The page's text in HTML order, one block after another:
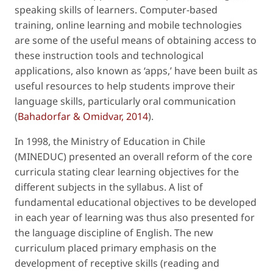
speaking skills of learners. Computer-based
training, online learning and mobile technologies
are some of the useful means of obtaining access to
these instruction tools and technological
applications, also known as ‘apps,’ have been built as
useful resources to help students improve their
language skills, particularly oral communication
(Bahadorfar & Omidvar, 2014).
In 1998, the Ministry of Education in Chile
(MINEDUC) presented an overall reform of the core
curricula stating clear learning objectives for the
different subjects in the syllabus. A list of
fundamental educational objectives to be developed
in each year of learning was thus also presented for
the language discipline of English. The new
curriculum placed primary emphasis on the
development of receptive skills (reading and